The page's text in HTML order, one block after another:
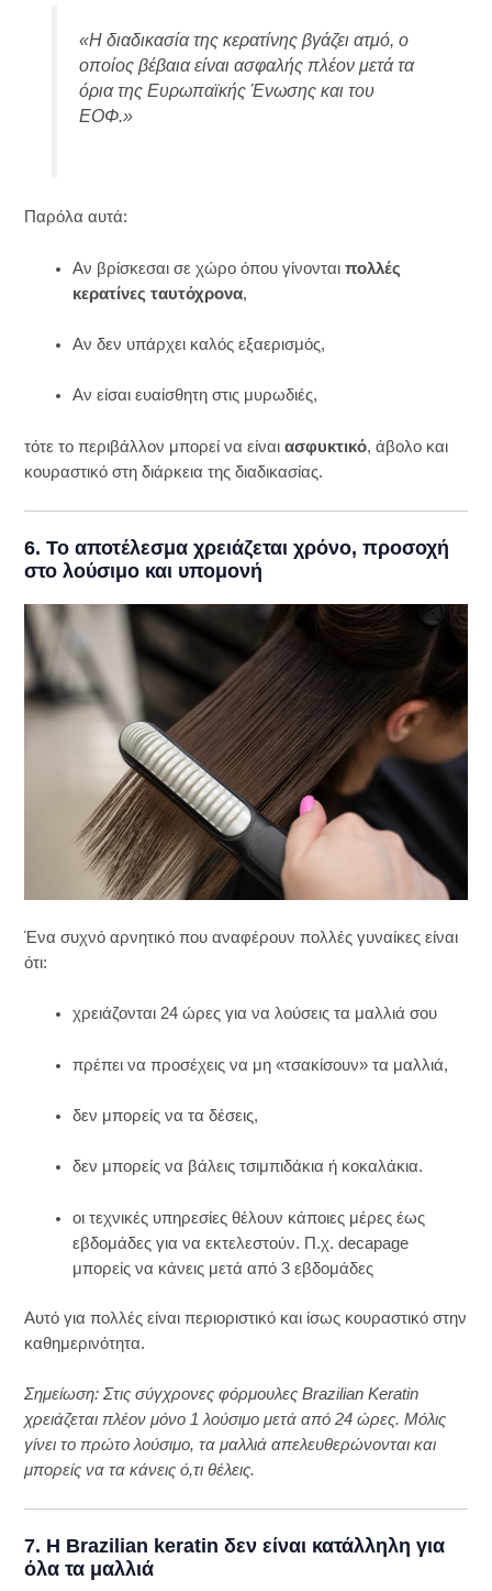
«Η διαδικασία της κερατίνης βγάζει ατμό, ο
οποίος βέβαια είναι ασφαλής πλέον μετά τα
όρια της Ευρωπαϊκής Ένωσης και του
ΕΟΦ.»
Παρόλα αυτά:
Αν βρίσκεσαι σε χώρο όπου γίνονταιπολλές
κερατίνες ταυτόχρονα,
Αν δεν υπάρχει καλός εξαερισμός,
Αν είσαι ευαίσθητη στις μυρωδιές,
τότε το περιβάλλον μπορεί να είναιασφυκτικό, άβολο και
κουραστικό στη διάρκεια της διαδικασίας.
6. Το αποτέλεσμα χρειάζεται χρόνο, προσοχή
στο λούσιμο και υπομονή
Ένα συχνό αρνητικό που αναφέρουν πολλές γυναίκες είναι
ότι:
χρειάζονται 24 ώρες για να λούσεις τα μαλλιά σου
πρέπει να προσέχεις να μη «τσακίσουν» τα μαλλιά,
δεν μπορείς να τα δέσεις,
δεν μπορείς να βάλεις τσιμπιδάκια ή κοκαλάκια.
οι τεχνικές υπηρεσίες θέλουν κάποιες μέρες έως
εβδομάδες για να εκτελεστούν. Π.χ. decapage
μπορείς να κάνεις μετά από 3 εβδομάδες
Αυτό για πολλές είναι περιοριστικό και ίσως κουραστικό στην
καθημερινότητα.
Σημείωση: Στις σύγχρονες φόρμουλες Brazilian Keratin
χρειάζεται πλέον μόνο 1 λούσιμο μετά από 24 ώρες. Μόλις
γίνει το πρώτο λούσιμο, τα μαλλιά απελευθερώνονται και
μπορείς να τα κάνεις ό,τι θέλεις.
7. Η Brazilian keratin δεν είναι κατάλληλη για
όλα τα μαλλιά